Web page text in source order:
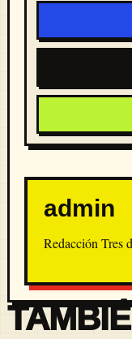
admin
Redacción Tres